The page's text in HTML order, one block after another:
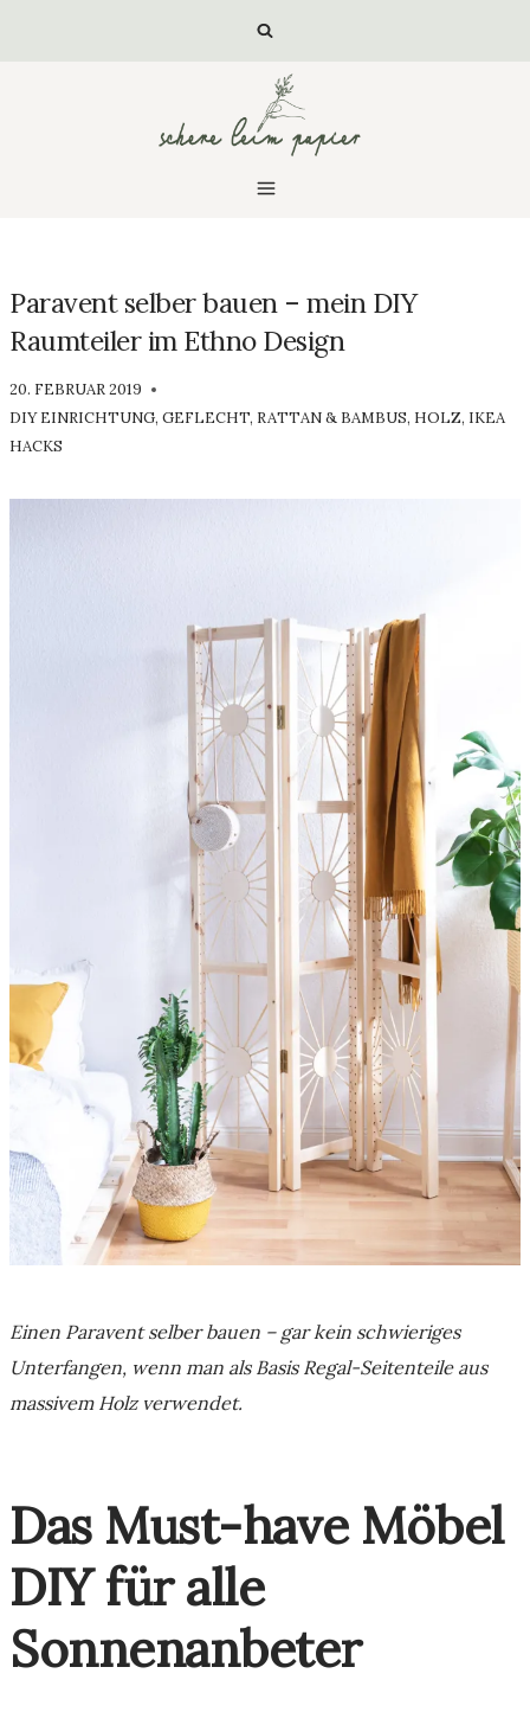
Paravent selber bauen – mein DIY
Raumteiler im Ethno Design
VON
LUISA
20. FEBRUAR 2019
DIY EINRICHTUNG, GEFLECHT, RATTAN & BAMBUS, HOLZ, IKEA
HACKS
Einen Paravent selber bauen – gar kein schwieriges
Unterfangen, wenn man als Basis Regal-Seitenteile aus
massivem Holz verwendet.
Das Must-have Möbel
DIY für alle
Sonnenanbeter